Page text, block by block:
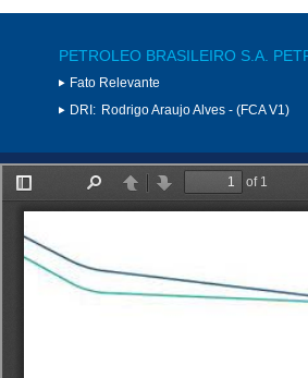
PETROLEO BRASILEIRO S.A.
Fato Relevante
DRI: Rodrigo Araujo Alves - (FCA V1)